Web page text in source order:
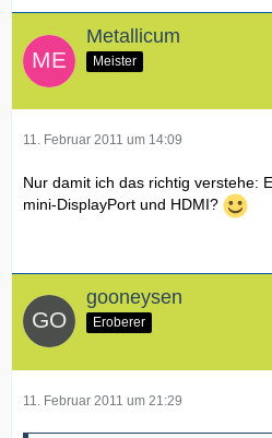
Metallicum
Meister
11. Februar 2011 um 14:09
Nur damit ich das richtig verstehe:
mini-DisplayPort und HDMI?
gooneysen
Eroberer
11. Februar 2011 um 21:29